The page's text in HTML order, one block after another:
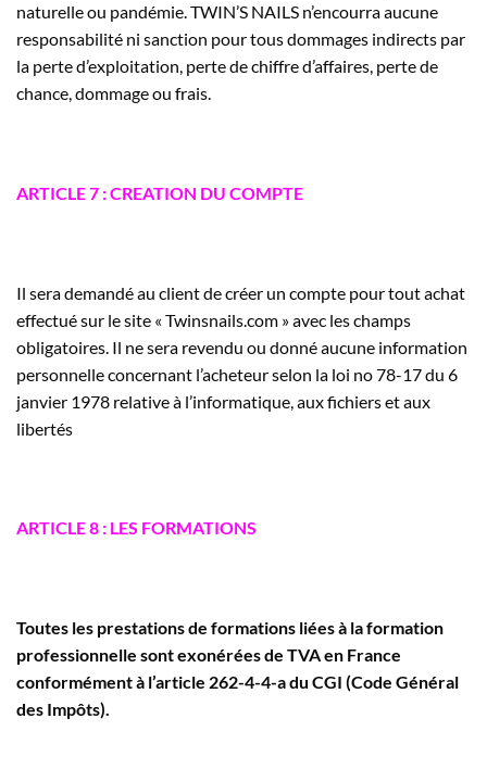
naturelle ou pandémie.TWIN’S NAILS n’encourra aucune
responsabilité ni sanction pour tous dommages indirects par
la perte d’exploitation, perte de chiffre d’affaires, perte de
chance, dommage ou frais.
ARTICLE 7 : CREATION DU COMPTE
Il sera demandé au client de créer un compte pour tout achat
effectué sur le site « Twinsnails.com » avec les champs
obligatoires. Il ne sera revendu ou donné aucune information
personnelle concernant l’acheteur selon la loi no78-17 du 6
janvier 1978 relative à l’informatique, aux fichiers et aux
libertés
ARTICLE 8 : LES FORMATIONS
Toutes les prestations de formations liées à la formation
professionnelle sont exonérées de TVA en France
conformément à l’article 262-4-4-a du CGI (Code Général
des Impôts).